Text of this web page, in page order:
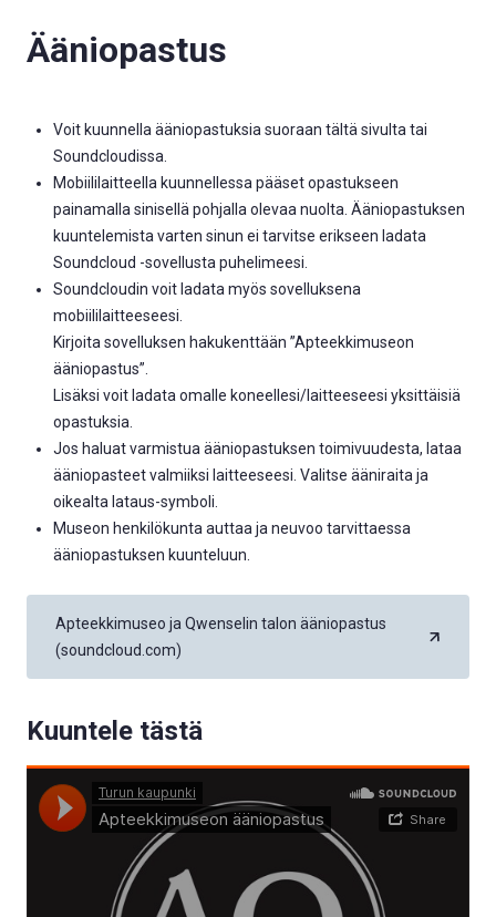
Ääniopastus
Voit kuunnella ääniopastuksia suoraan tältä sivulta tai
Soundcloudissa.
Mobiililaitteella kuunnellessa pääset opastukseen
painamalla sinisellä pohjalla olevaa nuolta. Ääniopastuksen
kuuntelemista varten sinun ei tarvitse erikseen ladata
Soundcloud -sovellusta puhelimeesi.
Soundcloudin voit ladata myös sovelluksena
mobiililaitteeseesi.
Kirjoita sovelluksen hakukenttään ”Apteekkimuseon
ääniopastus”.
Lisäksi voit ladata omalle koneellesi/laitteeseesi yksittäisiä
opastuksia.
Jos haluat varmistua ääniopastuksen toimivuudesta, lataa
ääniopasteet valmiiksi laitteeseesi. Valitse ääniraita ja
oikealta lataus-symboli.
Museon henkilökunta auttaa ja neuvoo tarvittaessa
ääniopastuksen kuunteluun.
Apteekkimuseo ja Qwenselin talon ääniopastus
(soundcloud.com)
Kuuntele tästä